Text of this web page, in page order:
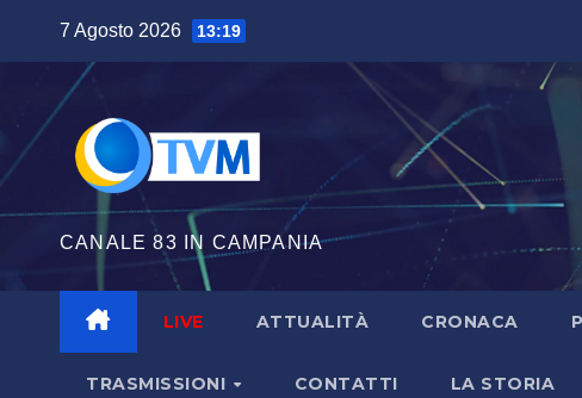
contenuto
7 Agosto 2026 13:19
CANALE 83 IN CAMPANIA
LIVE ATTUALITÀ CRONACA
TRASMISSIONI CONTATTI LA STORIA